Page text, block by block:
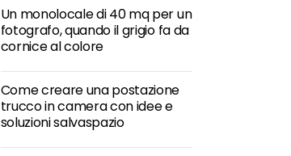
Un monolocale di 40 mq per un
fotografo, quando il grigio fa da
cornice al colore
Come creare una postazione
trucco in camera con idee e
soluzioni salvaspazio